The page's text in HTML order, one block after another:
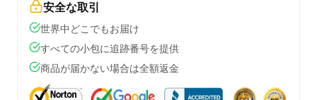
安全な取引
世界中どこでもお届け
すべての小包に追跡番号を提供
商品が届かない場合は全額返金